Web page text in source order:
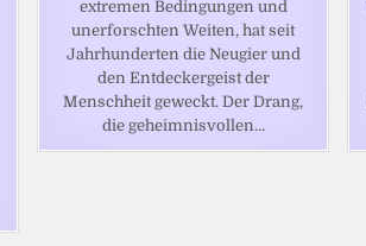
extremen Bedingungen und
unerforschten Weiten, hat seit
Jahrhunderten die Neugier und
den Entdeckergeist der
Menschheit geweckt. Der Drang,
die geheimnisvollen…